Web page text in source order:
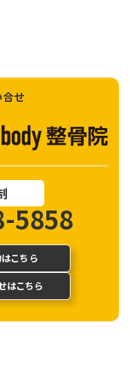
せ
5858
こちら
はこちら